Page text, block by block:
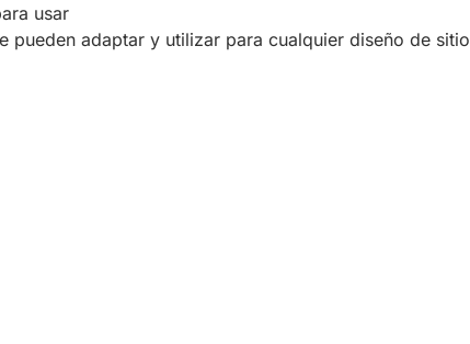
usar
pueden adaptar y utilizar para cualquier diseño de sitio